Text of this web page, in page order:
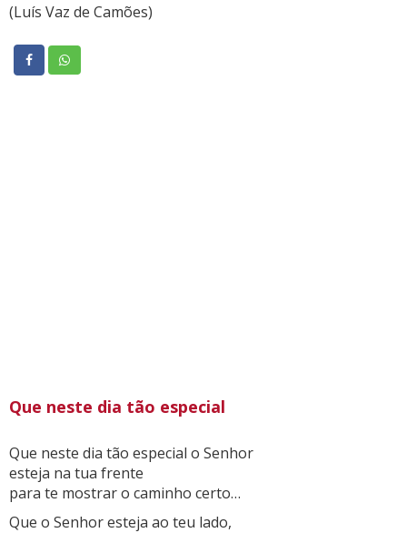
(Luís Vaz de Camões)
Que neste dia tão especial
Que neste dia tão especial o Senhor
esteja na tua frente
para te mostrar o caminho certo…
Que o Senhor esteja ao teu lado,